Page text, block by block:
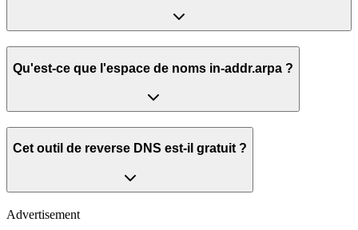
Qu'est-ce que l'espace de noms in-addr.arpa ?
Cet outil de reverse DNS est-il gratuit ?
Advertisement